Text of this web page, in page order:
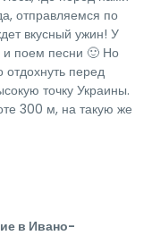
отправляемся по
вкусный ужин! У
и поем песни 🙂 Но
перед
точку Украины.
300 м, на такую же
в Ивано-